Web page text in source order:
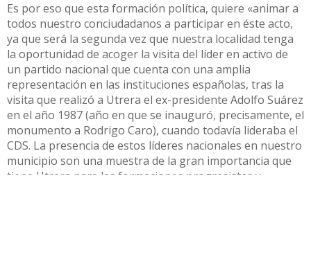
Es por eso que esta formación política, quiere «animar a
todos nuestro conciudadanos a participar en éste acto,
ya que será la segunda vez que nuestra localidad tenga
la oportunidad de acoger la visita del líder en activo de
un partido nacional que cuenta con una amplia
representación en las instituciones españolas, tras la
visita que realizó a Utrera el ex-presidente Adolfo Suárez
en el año 1987 (año en que se inauguró, precisamente, el
monumento a Rodrigo Caro), cuando todavía lideraba el
CDS. La presencia de estos líderes nacionales en nuestro
municipio son una muestra de la gran importancia que
tiene Utrera para las formaciones progresistas y